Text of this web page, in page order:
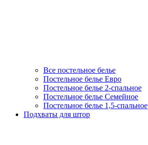
Все постельное белье
Постельное белье Евро
Постельное белье 2-спальное
Постельное белье Семейное
Постельное белье 1,5-спальное
Подхваты для штор